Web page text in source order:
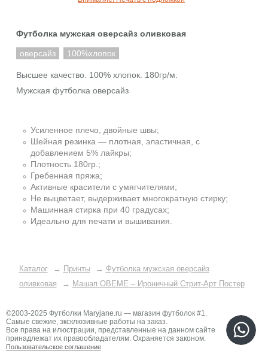
Футболка мужская оверсайз оливковая
оверсайз 100%хлопок
Высшее качество. 100% хлопок. 180гр/м.
Мужская футболка оверсайз
Усиленное плечо, двойные швы;
Шейная резинка — плотная, эластичная, с
добавлением 5% лайкры;
Плотность 180гр.;
Гребенная пряжа;
Активные красители с умягчителями;
Не выцветает, выдерживает многократную стирку;
Машинная стирка при 40 градусах;
Идеально для печати и вышивания.
Каталог → Принты → Футболка мужская оверсайз
оливковая
→ Машап OBEME – Ироничный Стрит-Арт Постер
©2003-2025 Футболки Maryjane.ru — магазин футболок #1.
Самые свежие, эксклюзивные работы на заказ.
Все права на илюстрации, представленные на данном сайте
принадлежат их правообладателям. Охраняется законом.
Пользовательское соглашение